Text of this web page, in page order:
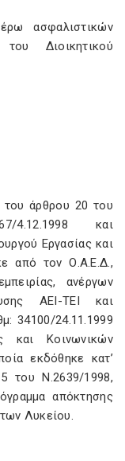
ασφαλιστικών
Διοικητικού
του άρθρου 20 του
4.12.1998 και
Εργασίας και
από τον Ο.Α.Ε.Δ.,
ανέργων
ΑΕΙ-ΤΕΙ και
34100/24.11.1999
και Κοινωνικών
εκδόθηκε κατ’
του Ν.2639/1998,
απόκτησης
Λυκείου.